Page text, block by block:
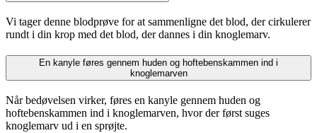
Vi tager denne blodprøve for at sammenligne det blod, der cirkulerer
rundt i din krop med det blod, der dannes i din knoglemarv.
En kanyle føres gennem huden og hoftebenskammen ind i
knoglemarven
Når bedøvelsen virker, føres en kanyle gennem huden og
hoftebenskammen ind i knoglemarven, hvor der først suges
knoglemarv ud i en sprøjte.